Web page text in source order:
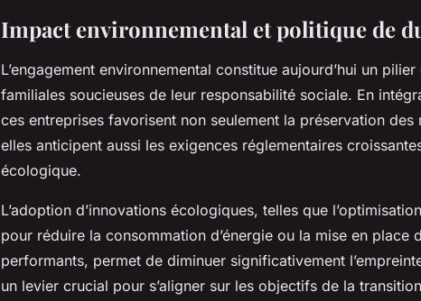
Impact environnemental et politique de
L’engagement environnemental constitue aujourd’hui un
familiales soucieuses de leur responsabilité sociale. En
ces entreprises favorisent non seulement la préservation des
elles anticipent aussi les exigences réglementaires
écologique.
L’adoption d’innovations écologiques, telles que
pour réduire la consommation d’énergie ou la mise en place
performants, permet de diminuer significativement
un levier crucial pour s’aligner sur les objectifs de la